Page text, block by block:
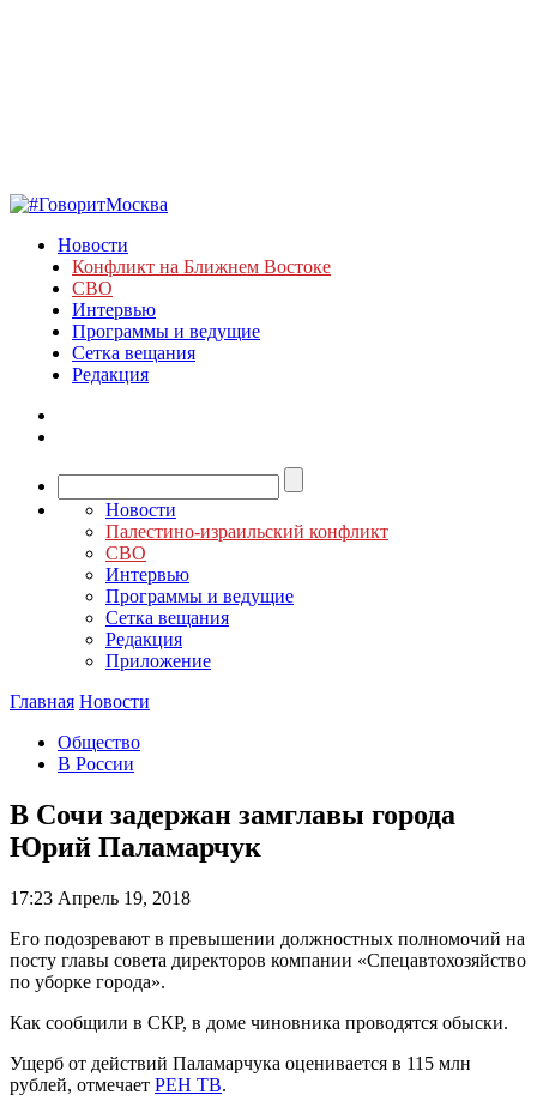
Новости
Конфликт на Ближнем Востоке
СВО
Интервью
Программы и ведущие
Сетка вещания
Редакция
Новости
Палестино-израильский конфликт
СВО
Интервью
Программы и ведущие
Сетка вещания
Редакция
Приложение
Главная Новости
Общество
В России
В Сочи задержан замглавы города
Юрий Паламарчук
17:23 Апрель 19, 2018
Его подозревают в превышении должностных полномочий на
посту главы совета директоров компании «Спецавтохозяйство
по уборке города».
Как сообщили в СКР, в доме чиновника проводятся обыски.
Ущерб от действий Паламарчука оценивается в 115 млн
рублей, отмечает РЕН ТВ.